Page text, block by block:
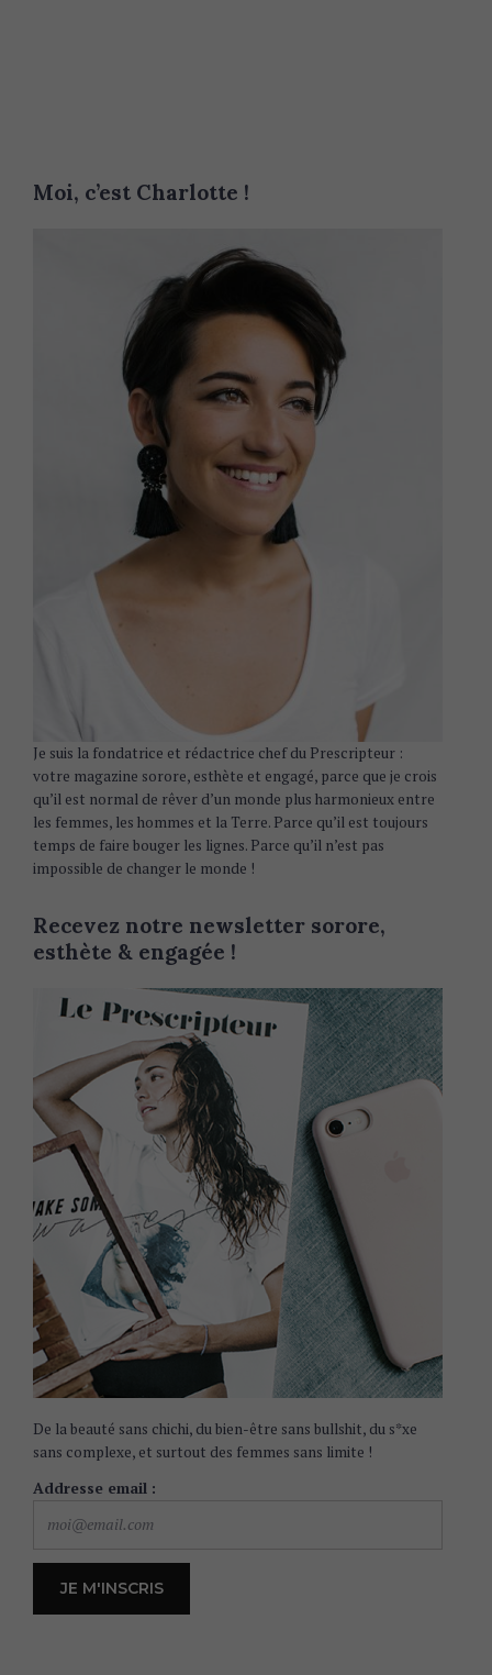
Moi, c’est Charlotte !
Je suis la fondatrice et rédactrice chef du Prescripteur :
votre magazine sorore, esthète et engagé, parce que je crois
qu’il est normal de rêver d’un monde plus harmonieux entre
les femmes, les hommes et la Terre. Parce qu’il est toujours
temps de faire bouger les lignes. Parce qu’il n’est pas
impossible de changer le monde !
Recevez notre newsletter sorore,
esthète & engagée !
De la beauté sans chichi, du bien-être sans bullshit, du s*xe
sans complexe, et surtout des femmes sans limite !
Addresse email :